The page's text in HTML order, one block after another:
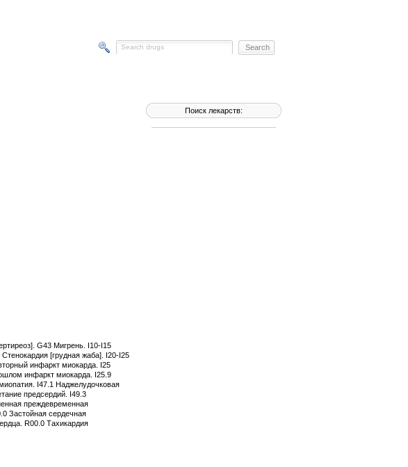
Поиск лекарств:
G43 Мигрень. I10-I15
[грудная жаба]. I20-I25
инфаркт миокарда. I25
инфаркт миокарда. I25.9
I47.1 Наджелудочковая
предсердий. I49.3
преждевременная
Застойная сердечная
R00.0 Тахикардия